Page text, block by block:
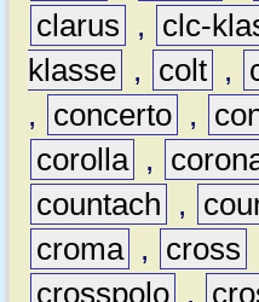
clarus
, clc-
klasse , colt ,
,
concerto ,
corolla ,
countach
,
croma , cross
crosspolo ,